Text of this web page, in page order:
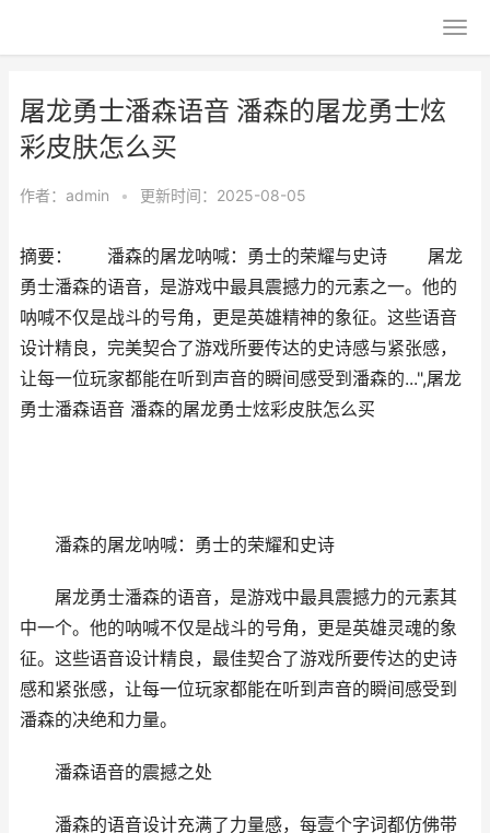
屠龙勇士潘森语音 潘森的屠龙勇士炫
彩皮肤怎么买
作者： admin • 更新时间：2025-08-05
摘要： 潘森的屠龙呐喊：勇士的荣耀与史诗 屠龙
勇士潘森的语音，是游戏中最具震撼力的元素之一。他的
呐喊不仅是战斗的号角，更是英雄精神的象征。这些语音
设计精良，完美契合了游戏所要传达的史诗感与紧张感，
让每一位玩家都能在听到声音的瞬间感受到潘森的...",屠龙
勇士潘森语音 潘森的屠龙勇士炫彩皮肤怎么买
潘森的屠龙呐喊：勇士的荣耀和史诗
屠龙勇士潘森的语音，是游戏中最具震撼力的元素其
中一个。他的呐喊不仅是战斗的号角，更是英雄灵魂的象
征。这些语音设计精良，最佳契合了游戏所要传达的史诗
感和紧张感，让每一位玩家都能在听到声音的瞬间感受到
潘森的决绝和力量。
潘森语音的震撼之处
潘森的语音设计充满了力量感，每壹个字词都仿佛带